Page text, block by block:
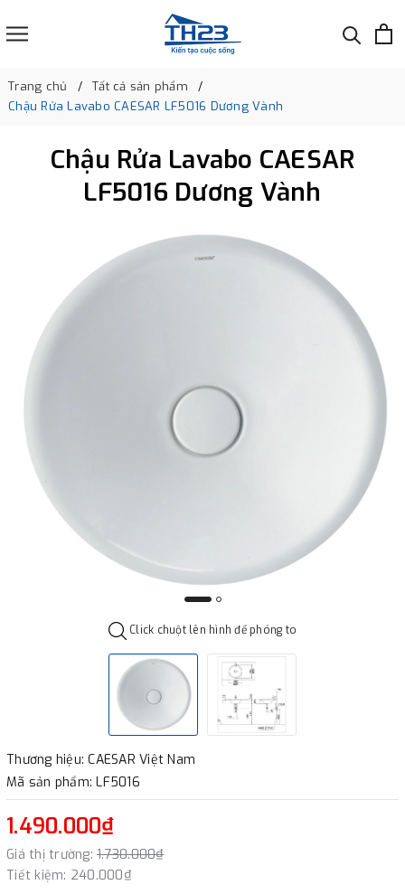
Trang chủ
Tất cả sản phẩm
Chậu Rửa Lavabo CAESAR LF5016 Dương Vành
Chậu Rửa Lavabo CAESAR
LF5016 Dương Vành
Click chuột lên hình để phóng to
Thương hiệu: CAESAR Việt Nam
Mã sản phẩm: LF5016
1.490.000₫
Giá thị trường: 1.730.000₫
Tiết kiệm: 240.000₫